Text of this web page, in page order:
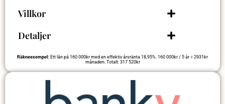
Villkor
Detaljer
Räkneexempel: Ett lån på 160 000kr med en effektiv årsränta 18,95%. 160 000kr / 5 år = 2931kr
månaden. Totalt: 317 520kr